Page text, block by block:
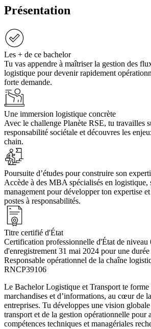
Présentation
Les + de ce bachelor
Tu vas appendre à maîtriser la gestion des
logistique pour devenir rapidement
forte demande.
Une immersion logistique concrète
Avec le challenge Planète RSE, tu travailles
responsabilité sociétale et découvres les
chain.
Poursuite d’études pour construire son
Accède à des MBA spécialisés en logistique,
management pour développer ton expertise
postes à responsabilités.
Titre certifié d'État
Certification professionnelle d'État de niveau
d'enregistrement 31 mai 2024 pour une durée
Responsable opérationnel de la chaîne
RNCP39106
Le Bachelor Logistique et Transport te
marchandises et d’informations, au cœur de
entreprises. Tu développes une vision
transport et de la gestion opérationnelle pour
compétences techniques et managériales